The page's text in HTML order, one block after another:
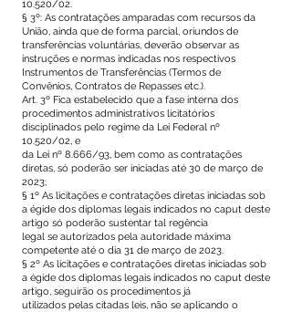
10.520/02.
§ 3º: As contratações amparadas com recursos da
União, ainda que de forma parcial, oriundos de
transferências voluntárias, deverão observar as
instruções e normas indicadas nos respectivos
Instrumentos de Transferências (Termos de
Convênios, Contratos de Repasses etc.).
Art. 3º Fica estabelecido que a fase interna dos
procedimentos administrativos licitatórios
disciplinados pelo regime da Lei Federal nº
10.520/02, e
da Lei nº 8.666/93, bem como as contratações
diretas, só poderão ser iniciadas até 30 de março de
2023;
§ 1º As licitações e contratações diretas iniciadas sob
a égide dos diplomas legais indicados no caput deste
artigo só poderão sustentar tal regência
legal se autorizados pela autoridade máxima
competente até o dia 31 de março de 2023.
§ 2º As licitações e contratações diretas iniciadas sob
a égide dos diplomas legais indicados no caput deste
artigo, seguirão os procedimentos já
utilizados pelas citadas leis, não se aplicando o